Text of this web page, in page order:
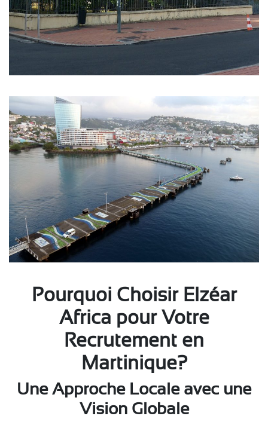
Pourquoi Choisir Elzéar
Africa pour Votre
Recrutement en
Martinique?
Une Approche Locale avec une
Vision Globale